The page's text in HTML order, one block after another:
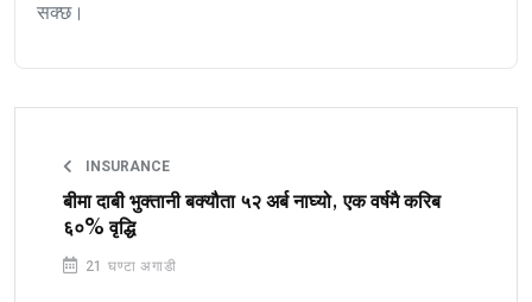
सक्छ।
INSURANCE
बीमा दाबी भुक्तानी बक्यौता ५२ अर्ब नाघ्यो, एक वर्षमै करिब
६०% वृद्धि
21 घण्टा अगाडी